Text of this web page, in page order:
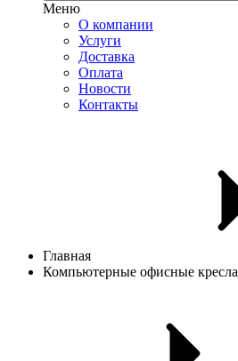
Меню
О компании
Услуги
Доставка
Оплата
Новости
Контакты
Главная
Компьютерные офисные кресла